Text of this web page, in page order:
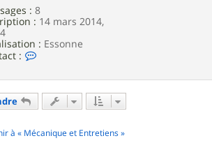
t
i
n
: 8
: 14 mars 2014,
: Essonne
:
c
e
à « Mécanique et Entretiens »